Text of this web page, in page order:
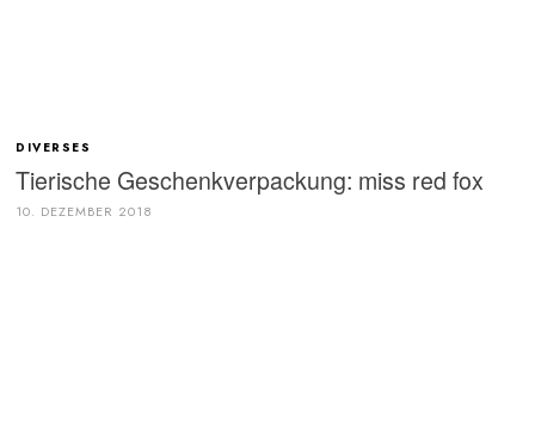
DIVERSES
Tierische Geschenkverpackung: miss red fox
10. DEZEMBER 2018